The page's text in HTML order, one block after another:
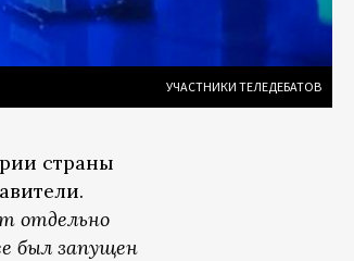
УЧАСТНИКИ ТЕЛЕДЕБАТОВ
страны
отдельно
был запущен